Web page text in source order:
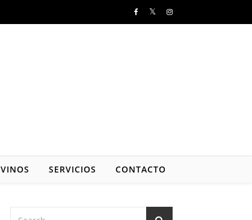
VINOS SERVICIOS CONTACTO